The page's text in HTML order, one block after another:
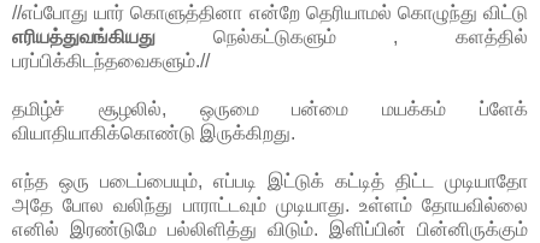
//எப்போது யார் கொளுத்தினா என்றே தெரியாமல் கொழுந்து விட்டு
எரியத்துவங்கியது நெல்கட்டுகளும் , களத்தில்
பரப்பிக்கிடந்தவைகளும்.//
தமிழ்ச் சூழலில், ஒருமை பன்மை மயக்கம் ப்ளேக்
வியாதியாகிக்கொண்டு இருக்கிறது.
எந்த ஒரு படைப்பையும், எப்படி இட்டுக் கட்டித் திட்ட முடியாதோ
அதே போல வலிந்து பாராட்டவும் முடியாது. உள்ளம் தோயவில்லை
எனில் இரண்டுமே பல்லிளித்து விடும். இளிப்பின் பின்னிருக்கும்